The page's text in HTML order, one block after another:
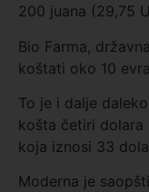
200 juana (29,75
Bio Farma,
koštati oko 10
To je i dalje
košta četiri dolara
koja iznosi 33
Moderna je